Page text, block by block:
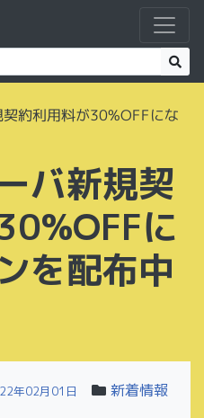
約利用料が30%OFFにな
バ新規契
に
を配布中
年02月01日 新着情報